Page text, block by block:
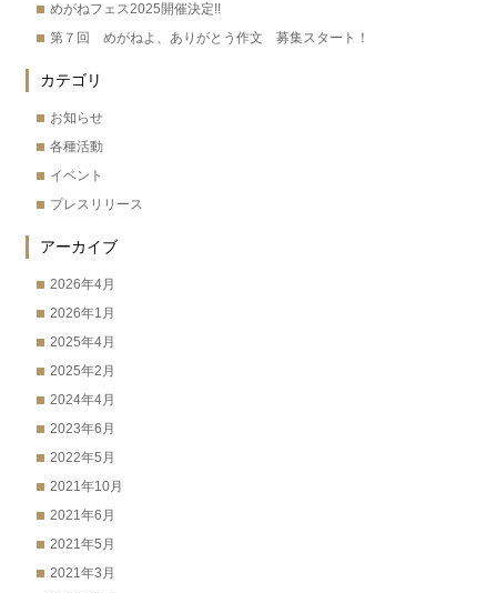
めがねフェス2025開催決定!!
第７回 めがねよ、ありがとう作文 募集スタート！
カテゴリ
お知らせ
各種活動
イベント
プレスリリース
アーカイブ
2026年4月
2026年1月
2025年4月
2025年2月
2024年4月
2023年6月
2022年5月
2021年10月
2021年6月
2021年5月
2021年3月